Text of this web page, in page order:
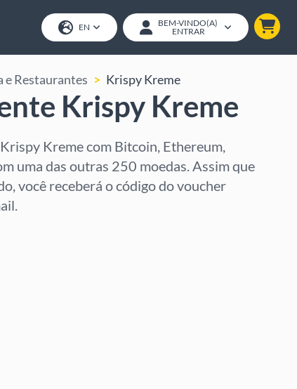
EN
BEM-VINDO(A)
ENTRAR
e Restaurantes Krispy Kreme
Krispy Kreme
Kreme com Bitcoin, Ethereum,
uma das outras 250 moedas. Assim que
você receberá o código do voucher